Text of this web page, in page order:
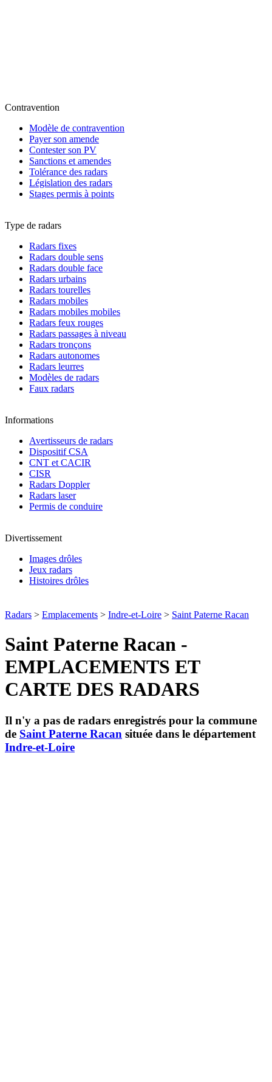
Contravention
Modèle de contravention
Payer son amende
Contester son PV
Sanctions et amendes
Tolérance des radars
Législation des radars
Stages permis à points
Type de radars
Radars fixes
Radars double sens
Radars double face
Radars urbains
Radars tourelles
Radars mobiles
Radars mobiles mobiles
Radars feux rouges
Radars passages à niveau
Radars tronçons
Radars autonomes
Radars leurres
Modèles de radars
Faux radars
Informations
Avertisseurs de radars
Dispositif CSA
CNT et CACIR
CISR
Radars Doppler
Radars laser
Permis de conduire
Divertissement
Images drôles
Jeux radars
Histoires drôles
Radars > Emplacements > Indre-et-Loire > Saint Paterne Racan
Saint Paterne Racan -
EMPLACEMENTS ET
CARTE DES RADARS
Il n'y a pas de radars enregistrés pour la commune
de Saint Paterne Racan située dans le département
Indre-et-Loire